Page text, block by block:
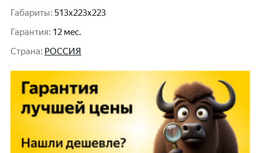
Габариты: 513x223x223
Гарантия: 12 мес.
Cтрана: РОССИЯ